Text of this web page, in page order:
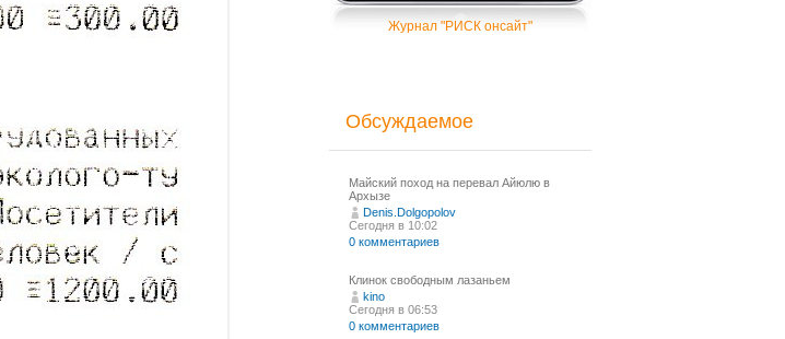
Журнал "РИСК онсайт"
Обсуждаемое
Майский поход на перевал Айюлю в
Архызе
Denis.Dolgopolov
Сегодня в 10:02
0 комментариев
Клинок свободным лазаньем
kino
Сегодня в 06:53
0 комментариев